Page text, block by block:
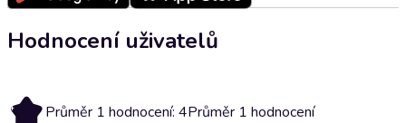
Hodnocení uživatelů
4 Průměr 1 hodnocení: 4Průměr 1 hodnocení